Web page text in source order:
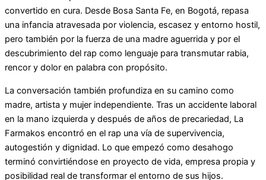
convertido en cura. Desde Bosa Santa Fe, en Bogotá, repasa
una infancia atravesada por violencia, escasez y entorno hostil,
pero también por la fuerza de una madre aguerrida y por el
descubrimiento del rap como lenguaje para transmutar rabia,
rencor y dolor en palabra con propósito.
La conversación también profundiza en su camino como
madre, artista y mujer independiente. Tras un accidente laboral
en la mano izquierda y después de años de precariedad, La
Farmakos encontró en el rap una vía de supervivencia,
autogestión y dignidad. Lo que empezó como desahogo
terminó convirtiéndose en proyecto de vida, empresa propia y
posibilidad real de transformar el entorno de sus hijos.